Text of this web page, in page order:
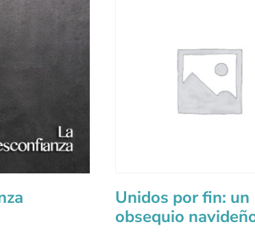
Unidos por fin: un
obsequio